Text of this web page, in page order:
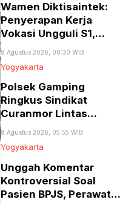
Wamen Diktisaintek:
Penyerapan Kerja
Vokasi Ungguli S1,
Tembus 77 Persen
8 Agustus 2026, 06:30 WIB
Yogyakarta
Polsek Gamping
Ringkus Sindikat
Curanmor Lintas
Provinsi Spesialis Mobil
8 Agustus 2026, 05:55 WIB
Yogyakarta
Unggah Komentar
Kontroversial Soal
Pasien BPJS, Perawat